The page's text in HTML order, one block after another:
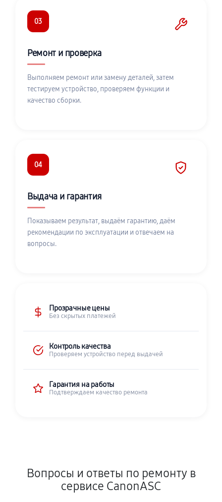
03
Ремонт и проверка
Выполняем ремонт или замену деталей, затем
тестируем устройство, проверяем функции и
качество сборки.
04
Выдача и гарантия
Показываем результат, выдаём гарантию, даём
рекомендации по эксплуатации и отвечаем на
вопросы.
Прозрачные цены
Без скрытых платежей
Контроль качества
Проверяем устройство перед выдачей
Гарантия на работы
Подтверждаем качество ремонта
Вопросы и ответы по ремонту в
сервисе CanonASC